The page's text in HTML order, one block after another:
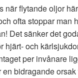
när flytande oljor
ofta stoppar man
Det sänker det
hjärt- och
per invånare
en bidragande